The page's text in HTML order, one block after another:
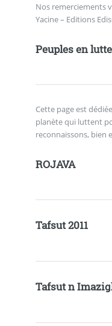
Nos remerciements
Yacine – Editions
Peuples en lutte
Cette page est
planète qui luttent
reconnaissons, bien
ROJAVA
Tafsut 2011
Tafsut n